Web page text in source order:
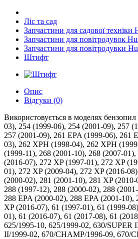
Ліс та сад
Запчастини для садової техніки
Запчастини для повітродувок
Запчастини для повітродувки
Штифт
Опис
Відгуки (0)
Використовується в моделях
03), 254 (1999-06), 254 (2001-09), 257
257 (2001-09), 261 EPA (1999-06), 261
03), 262 XPH (1998-04), 262 XPH
(1999-11), 268 (2001-10), 268 (2007-
(2016-07), 272 XP (1997-01), 272 XP
01), 272 XP (2009-04), 272 XP (2016-
(2000-02), 281 (2001-10), 281 XP
288 (1997-12), 288 (2000-02), 288
288 EPA (2000-02), 288 EPA (2001-10),
XP (2016-07), 61 (1997-01), 61 (1999-
01), 61 (2016-07), 61 (2017-08), 61
625/1995-10, 625/1999-02, 630/SUPER
II/1999-02, 670/CHAMP/1996-09, 670/